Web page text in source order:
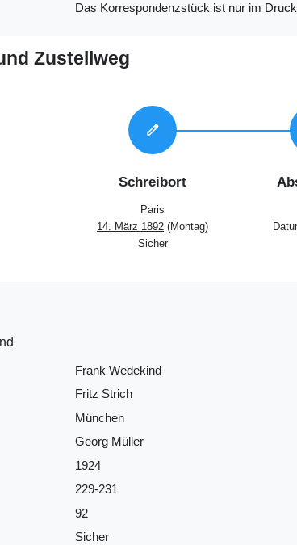
Das Korrespondenzstück ist nur im
Zustellweg
edit
Schreibort
Paris
14. März 1892 (Montag)
Sicher
Frank Wedekind
Fritz Strich
München
Georg Müller
1924
229-231
92
Sicher